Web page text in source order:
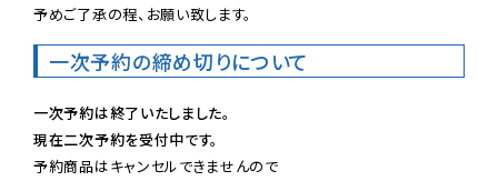
予めご了承の程、お願い致します。
一次予約の締め切りについて
一次予約は終了いたしました。
現在二次予約を受付中です。
予約商品はキャンセルできませんので